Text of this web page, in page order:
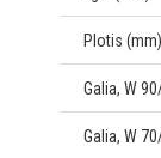
Plotis (mm)
Galia, W
Galia, W